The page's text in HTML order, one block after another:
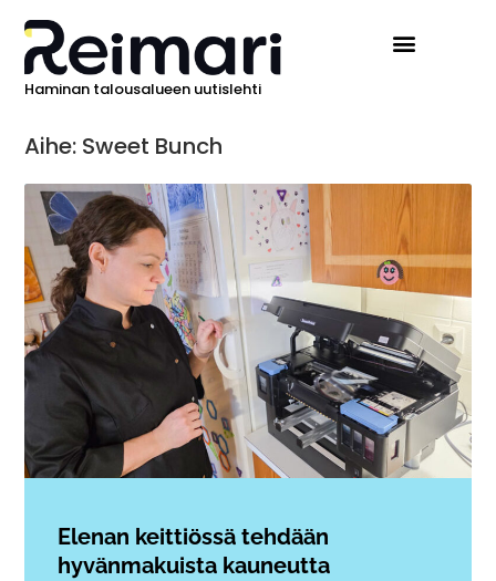
Haminan talousalueen uutislehti
Aihe: Sweet Bunch
Elenan keittiössä tehdään
hyvänmakuista kauneutta